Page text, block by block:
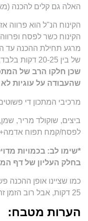
האלה גם קלים להכנה
הקינוח הנ"ל הוא פרווה
הקינוח כשר לפסח ופרווה
מרגע תחילת ההכנה עד
של בין 20-25 דקות בלבד, כולל הכל!
שכן חלקו הרב של
שהעבודה על עוגיות לא
מרכיבי המתכון די
ביצים, שוקולד מריר,
לפסח/קמח תפוח אדמה+
*שימו לב: בכמויות
בחלק העליון של דף
25 דקות, אבל רוב הזמן זה אפייה בתנור.
הערות מטבח: